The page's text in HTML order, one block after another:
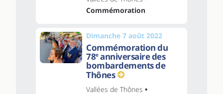
Commémoration
Dimanche 7 août 2022
Commémoration du
78eanniversaire des
bombardements de
Thônes
Vallées de Thônes •